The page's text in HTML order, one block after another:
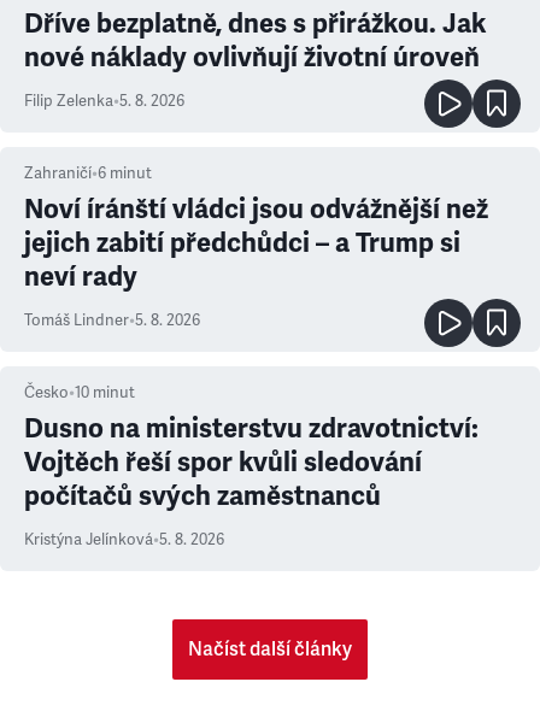
Dříve bezplatně, dnes s přirážkou. Jak
nové náklady ovlivňují životní úroveň
Filip Zelenka•5. 8. 2026
Zahraničí•6 minut
Noví íránští vládci jsou odvážnější než
jejich zabití předchůdci – a Trump si
neví rady
Tomáš Lindner•5. 8. 2026
Česko•10 minut
Dusno na ministerstvu zdravotnictví:
Vojtěch řeší spor kvůli sledování
počítačů svých zaměstnanců
Kristýna Jelínková•5. 8. 2026
Načíst další články